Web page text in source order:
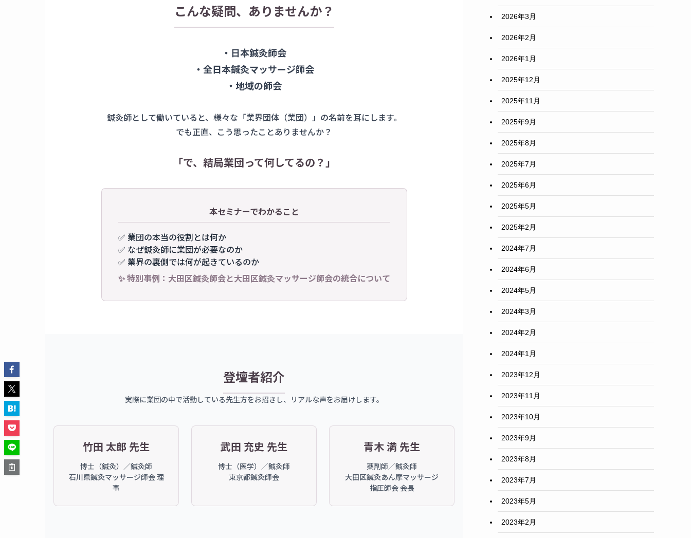
こんな疑問、ありませんか？
・日本鍼灸師会
・全日本鍼灸マッサージ師会
・地域の師会
鍼灸師として働いていると、様々な「業界団体（業団）」の名前を耳にします。
でも正直、こう思ったことありませんか？
「で、結局業団って何してるの？」
本セミナーでわかること
✅ 業団の本当の役割とは何か
✅ なぜ鍼灸師に業団が必要なのか
✅ 業界の裏側では何が起きているのか
✨ 特別事例：大田区鍼灸師会と大田区鍼灸マッサージ師会の統合について
登壇者紹介
実際に業団の中で活動している先生方をお招きし、リアルな声をお届けします。
竹田 太郎 先生
博士（鍼灸）／鍼灸師
石川県鍼灸マッサージ師会 理
事
武田 充史 先生
博士（医学）／鍼灸師
東京都鍼灸師会
青木 満 先生
薬剤師／鍼灸師
大田区鍼灸あん摩マッサージ
指圧師会 会長
2026年3月
2026年2月
2026年1月
2025年12月
2025年11月
2025年9月
2025年8月
2025年7月
2025年6月
2025年5月
2025年2月
2024年7月
2024年6月
2024年5月
2024年3月
2024年2月
2024年1月
2023年12月
2023年11月
2023年10月
2023年9月
2023年8月
2023年7月
2023年5月
2023年2月